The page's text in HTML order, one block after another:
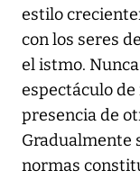
estilo
con los seres
el istmo.
espectáculo
presencia de
Gradualmente
normas